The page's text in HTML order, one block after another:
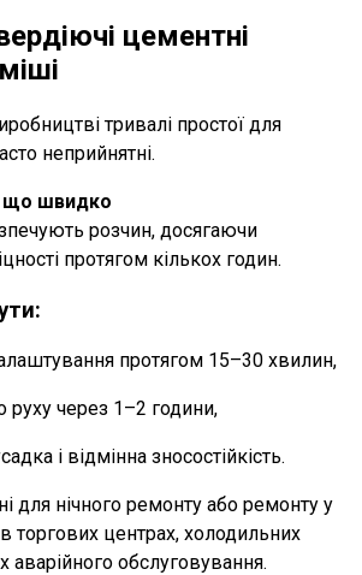
цементні
тривалі простої для
неприйнятні.
що швидко
розчин, досягаючи
протягом кількох годин.
протягом 15–30 хвилин,
руху через 1–2 години,
і відмінна зносостійкість.
для нічного ремонту або ремонту у
торгових центрах, холодильних
аварійного обслуговування.